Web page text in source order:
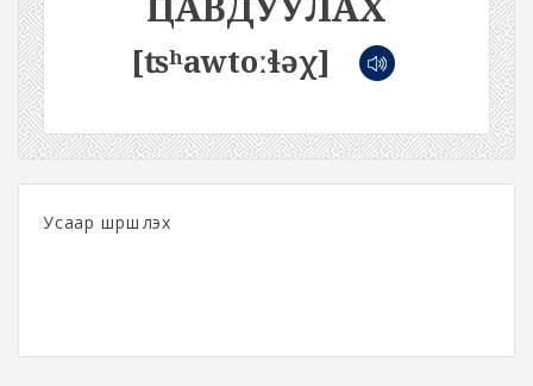
[ʦʰawtoːɬəχ]
Усаар шүршүүлэх